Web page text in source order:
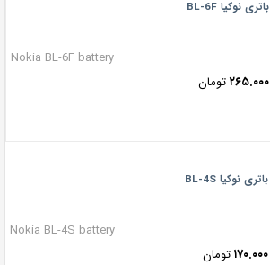
باتری نوکیا BL-6F
Nokia BL-6F battery
۲۶۵.۰۰۰ تومان
باتری نوکیا BL-4S
Nokia BL-4S battery
۱۷۰.۰۰۰ تومان